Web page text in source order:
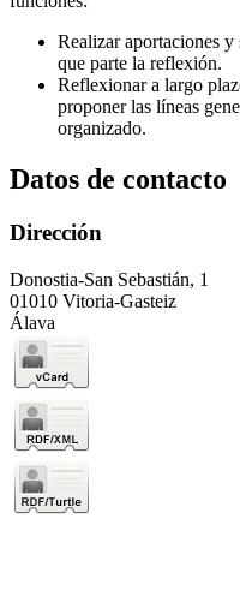
Realizar aportaciones
que parte la reflexión.
Reflexionar a largo
proponer las líneas
organizado.
Datos de contacto
Dirección
Donostia-San Sebastián, 1
01010 Vitoria-Gasteiz
Álava